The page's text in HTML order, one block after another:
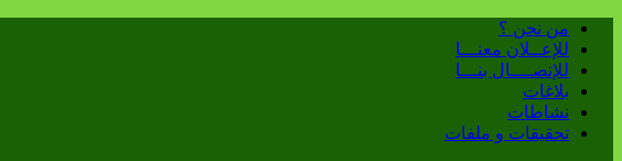
من نحن ؟
للإعــلان معنـــا
للإتصــــال بنـــا
بلاغات
نشاطات
تحقيقات و ملفات